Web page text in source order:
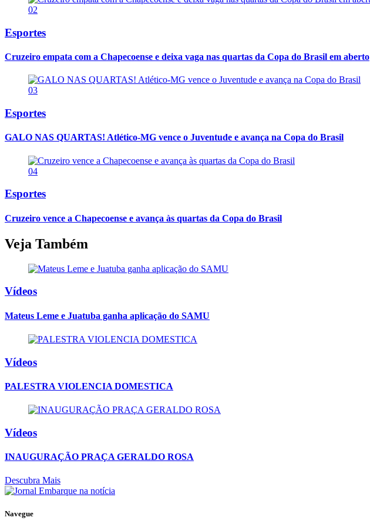
02
Esportes
Cruzeiro empata com a Chapecoense e deixa vaga nas quartas da Copa do Brasil em aberto
03
Esportes
GALO NAS QUARTAS! Atlético-MG vence o Juventude e avança na Copa do Brasil
04
Esportes
Cruzeiro vence a Chapecoense e avança às quartas da Copa do Brasil
Veja Também
Vídeos
Mateus Leme e Juatuba ganha aplicação do SAMU
Vídeos
PALESTRA VIOLENCIA DOMESTICA
Vídeos
INAUGURAÇÃO PRAÇA GERALDO ROSA
Descubra Mais
Navegue